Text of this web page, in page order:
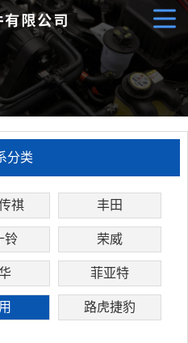

分类
祺 丰田
铃 荣威
菲亚特
路虎捷豹